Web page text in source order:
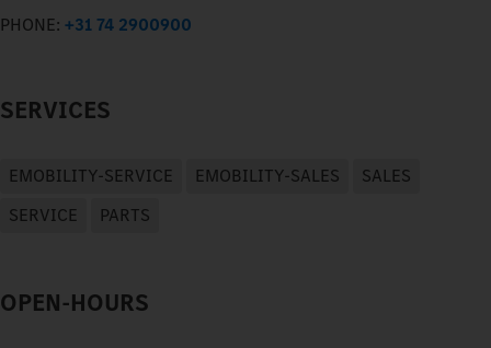
PHONE: +31 74 2900900
SERVICES
EMOBILITY-SERVICE EMOBILITY-SALES
SALES
SERVICE
PARTS
OPEN-HOURS